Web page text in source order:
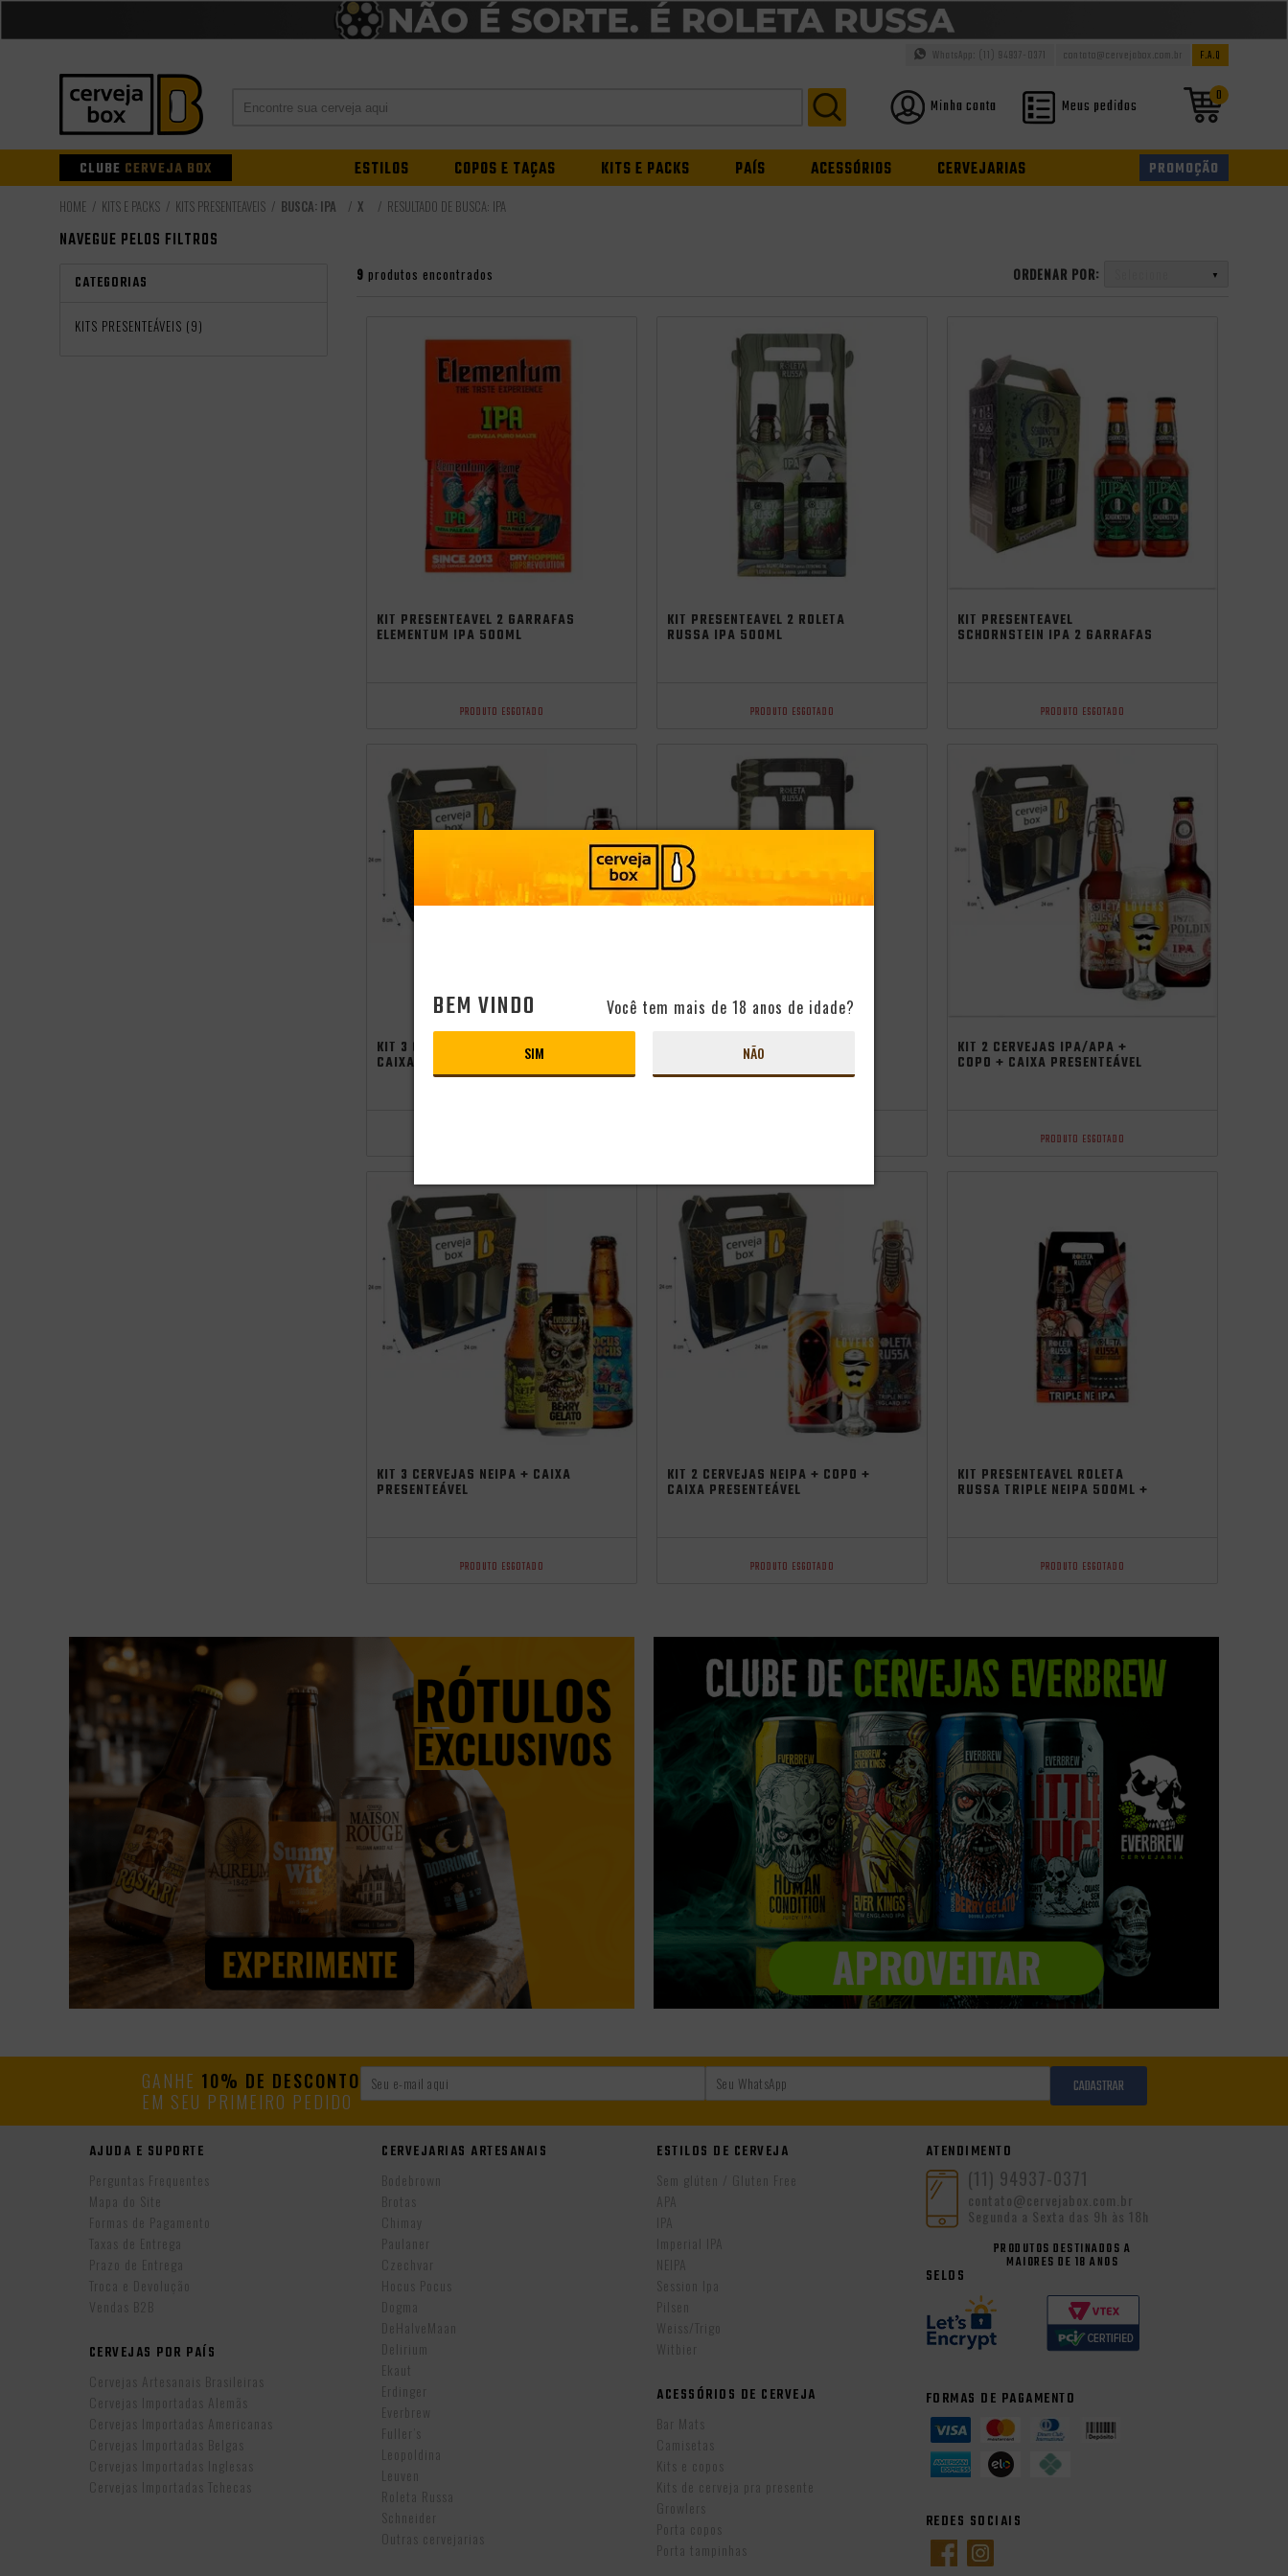
F.A.Q
contato@cervejabox.com.br
WhatsApp: (11) 94937-0371
0
Minha conta Meus pedidos
CLUBE CERVEJA BOX ESTILOS COPOS E TAÇAS KITS E PACKS PAÍS ACESSÓRIOS CERVEJARIAS PROMOÇÃO
KITS E PACKS KITS PRESENTEÁVEIS BUSCA: IPA X RESULTADO DE BUSCA: IPA
NAVEGUE PELOS FILTROS
CATEGORIAS
KITS PRESENTEÁVEIS (9)
9 produtos encontrados ORDENAR POR:
KIT PRESENTEÁVEL 2 GARRAFAS
ELEMENTUM IPA 500ML
PRODUTO ESGOTADO
KIT PRESENTEÁVEL 2 ROLETA
RUSSA IPA 500ML
PRODUTO ESGOTADO
KIT PRESENTEÁVEL
SCHORNSTEIN IPA 2 GARRAFAS
PRODUTO ESGOTADO
KIT 3 CERVEJAS IPA/APA +
CAIXA PRESENTEÁVEL
KIT PRESENTEÁVEL 2 ROLETA
RUSSA NEW ENGLAND IPA
500ML
KIT 2 CERVEJAS IPA/APA +
COPO + CAIXA PRESENTEÁVEL
PRODUTO ESGOTADO
KIT 3 CERVEJAS NEIPA + CAIXA
PRESENTEÁVEL
PRODUTO ESGOTADO
KIT 2 CERVEJAS NEIPA + COPO +
CAIXA PRESENTEÁVEL
PRODUTO ESGOTADO
KIT PRESENTEÁVEL ROLETA
RUSSA TRIPLE NEIPA 500ML +
PRODUTO ESGOTADO
GANHE 10% DE DESCONTO
EM SEU PRIMEIRO PEDIDO
CADASTRAR
AJUDA E SUPORTE
Perguntas Frequentes
Mapa do Site
Formas de Pagamento
Taxas de Entrega
Prazo de Entrega
Troca e Devolução
Vendas B2B
CERVEJAS POR PAÍS
Cervejas Artesanais Brasileiras
Cervejas Importadas Alemãs
Cervejas Importadas Americanas
Cervejas Importadas Belgas
Cervejas Importadas Inglesas
Cervejas Importadas Tchecas
CERVEJARIAS ARTESANAIS
Bodebrown
Brotas
Chimay
Paulaner
Czechvar
Hocus Pocus
Dogma
DeHalveMaan
Delirium
Ekaut
Erdinger
Everbrew
Fuller’s
Leopoldina
Leuven
Roleta Russa
Schneider
Outras cervejarias
ESTILOS DE CERVEJA
Sem glúten / Gluten Free
APA
IPA
Imperial IPA
NEIPA
Session Ipa
Pilsen
Weiss/Trigo
Witbier
ACESSÓRIOS DE CERVEJA
Bar Mats
Camisetas
Kits e copos
Kits de cerveja pra presente
Growlers
Porta copos
Porta tampinhas
ATENDIMENTO
(11) 94937-0371
contato@cervejabox.com.br
Segunda a Sexta das 9h às 18h
PRODUTOS DESTINADOS A
MAIORES DE 18 ANOS
SELOS
FORMAS DE PAGAMENTO
REDES SOCIAIS
BEM VINDO Você tem mais de 18 anos de idade?
SIM NÃO